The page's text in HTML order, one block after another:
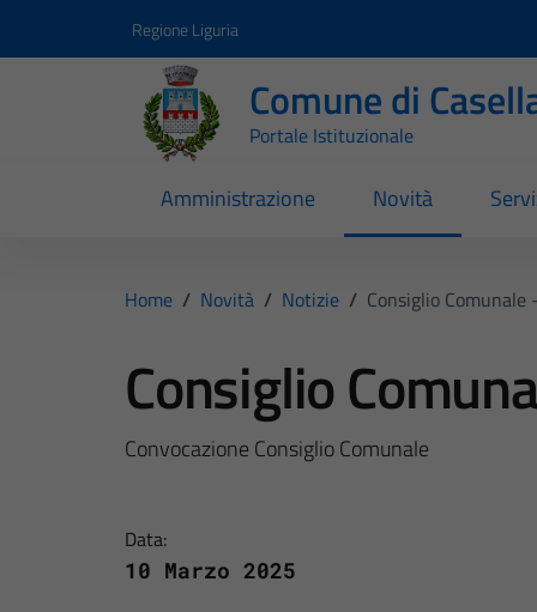
Regione Liguria
Comune di
Portale Istituzionale
Amministrazione Novità
Home / Novità / Notizie / Consiglio
Consiglio
Convocazione Consiglio Comunale
Data:
10 Marzo 2025